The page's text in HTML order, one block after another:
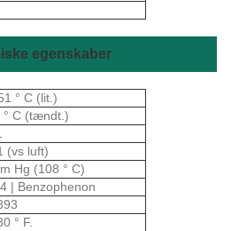
egenskaber
° C (lit.)
° C (tændt.)
(vs luft)
Hg (108 ° C)
| Benzophenon
° F.